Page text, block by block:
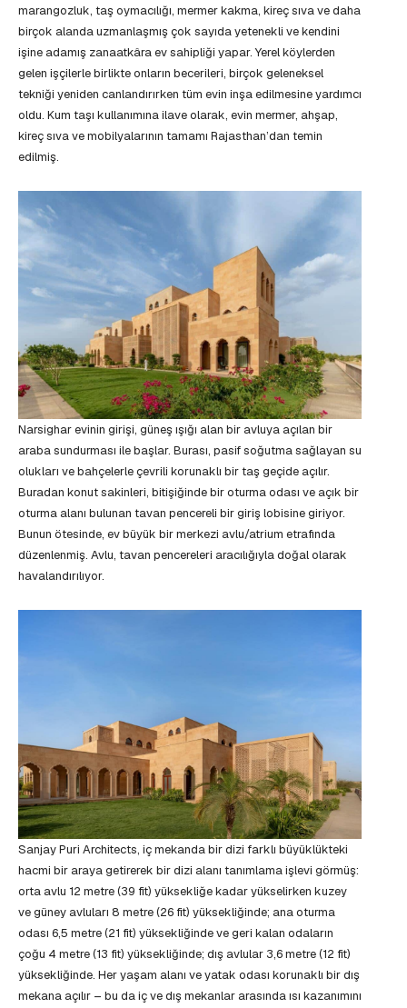
marangozluk, taş oymacılığı, mermer kakma, kireç sıva ve daha
birçok alanda uzmanlaşmış çok sayıda yetenekli ve kendini
işine adamış zanaatkâra ev sahipliği yapar. Yerel köylerden
gelen işçilerle birlikte onların becerileri, birçok geleneksel
tekniği yeniden canlandırırken tüm evin inşa edilmesine yardımcı
oldu. Kum taşı kullanımına ilave olarak, evin mermer, ahşap,
kireç sıva ve mobilyalarının tamamı Rajasthan’dan temin
edilmiş.
Narsighar evinin girişi, güneş ışığı alan bir avluya açılan bir
araba sundurması ile başlar. Burası, pasif soğutma sağlayan su
olukları ve bahçelerle çevrili korunaklı bir taş geçide açılır.
Buradan konut sakinleri, bitişiğinde bir oturma odası ve açık bir
oturma alanı bulunan tavan pencereli bir giriş lobisine giriyor.
Bunun ötesinde, ev büyük bir merkezi avlu/atrium etrafında
düzenlenmiş. Avlu, tavan pencereleri aracılığıyla doğal olarak
havalandırılıyor.
Sanjay Puri Architects, iç mekanda bir dizi farklı büyüklükteki
hacmi bir araya getirerek bir dizi alanı tanımlama işlevi görmüş:
orta avlu 12 metre (39 fit) yüksekliğe kadar yükselirken kuzey
ve güney avluları 8 metre (26 fit) yüksekliğinde; ana oturma
odası 6,5 metre (21 fit) yüksekliğinde ve geri kalan odaların
çoğu 4 metre (13 fit) yüksekliğinde; dış avlular 3,6 metre (12 fit)
yüksekliğinde. Her yaşam alanı ve yatak odası korunaklı bir dış
mekana açılır – bu da iç ve dış mekanlar arasında ısı kazanımını